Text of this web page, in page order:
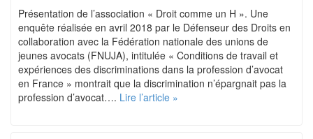
Présentation de l’association « Droit comme un H ». Une
enquête réalisée en avril 2018 par le Défenseur des Droits en
collaboration avec la Fédération nationale des unions de
jeunes avocats (FNUJA), intitulée « Conditions de travail et
expériences des discriminations dans la profession d’avocat
en France » montrait que la discrimination n’épargnait pas la
profession d’avocat…. Lire l’article »